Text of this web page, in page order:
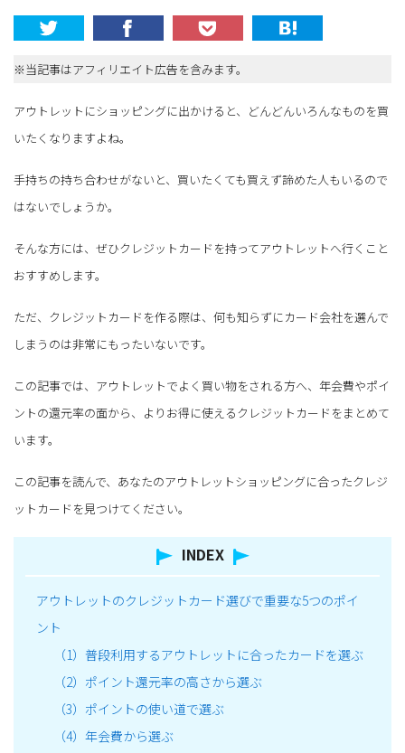
※当記事はアフィリエイト広告を含みます。
アウトレットにショッピングに出かけると、どんどんいろんなものを買
いたくなりますよね。
手持ちの持ち合わせがないと、買いたくても買えず諦めた人もいるので
はないでしょうか。
そんな方には、ぜひクレジットカードを持ってアウトレットへ行くこと
おすすめします。
ただ、クレジットカードを作る際は、何も知らずにカード会社を選んで
しまうのは非常にもったいないです。
この記事では、アウトレットでよく買い物をされる方へ、年会費やポイ
ントの還元率の面から、よりお得に使えるクレジットカードをまとめて
います。
この記事を読んで、あなたのアウトレットショッピングに合ったクレジ
ットカードを見つけてください。
INDEX
アウトレットのクレジットカード選びで重要な5つのポイ
ント
（1）普段利用するアウトレットに合ったカードを選ぶ
（2）ポイント還元率の高さから選ぶ
（3）ポイントの使い道で選ぶ
（4）年会費から選ぶ